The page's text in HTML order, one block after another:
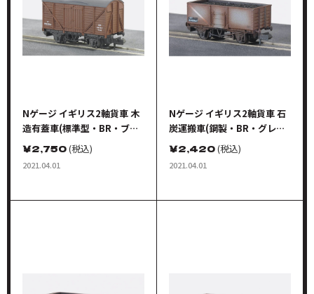
Nゲージ イギリス2軸貨車 木
造有蓋車(標準型・BR・ブラ
ウン)
￥2,750(税込)
2021.04.01
Nゲージ イギリス2軸貨車 石
炭運搬車(鋼製・BR・グレイ/
ウェザリング仕様)
￥2,420(税込)
2021.04.01